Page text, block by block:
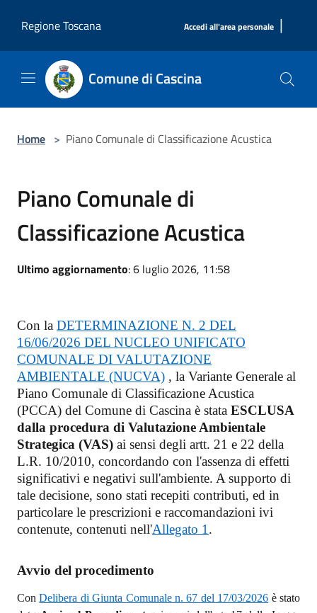
Regione Toscana
Accedi all'area personale |
Comune di Cascina
Home > Piano Comunale di Classificazione Acustica
Piano Comunale di
Classificazione Acustica
Ultimo aggiornamento: 6 luglio 2026, 11:58
Con la DETERMINAZIONE N. 2 DEL
16/06/2026 DEL NUCLEO UNIFICATO
COMUNALE DI VALUTAZIONE
AMBIENTALE (NUCVA) , la Variante Generale al
Piano Comunale di Classificazione Acustica
(PCCA) del Comune di Cascina è stata ESCLUSA
dalla procedura di Valutazione Ambientale
Strategica (VAS) ai sensi degli artt. 21 e 22 della
L.R. 10/2010, concordando con l'assenza di effetti
significativi e negativi sull'ambiente. A supporto di
tale decisione, sono stati recepiti contributi, ed in
particolare le prescrizioni e raccomandazioni ivi
contenute, contenuti nell'Allegato 1 .
Avvio del procedimento
ConDelibera di Giunta Comunale n. 67 del 17/03/2026 è stato